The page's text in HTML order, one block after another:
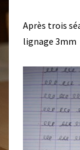
Après trois
lignage 3mm